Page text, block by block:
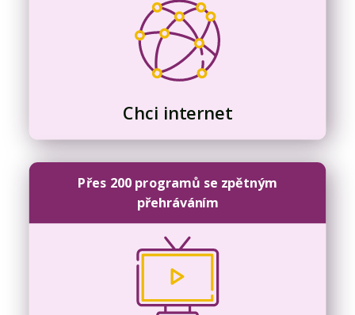
Chci internet
Přes 200 programů se zpětným
přehráváním